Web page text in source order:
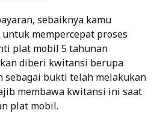
sebaiknya kamu
mempercepat proses
plat mobil 5 tahunan
diberi kwitansi berupa
sebagai bukti telah melakukan
membawa kwitansi ini saat
plat mobil.